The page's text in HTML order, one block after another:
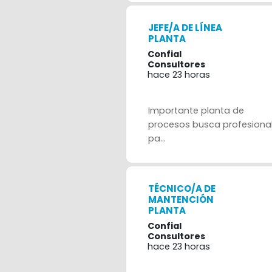
JEFE/A DE LÍNEA
PLANTA
Confial
Consultores
hace 23 horas
Importante planta de
procesos busca
pa...
TÉCNICO/A DE
MANTENCIÓN
PLANTA
Confial
Consultores
hace 23 horas